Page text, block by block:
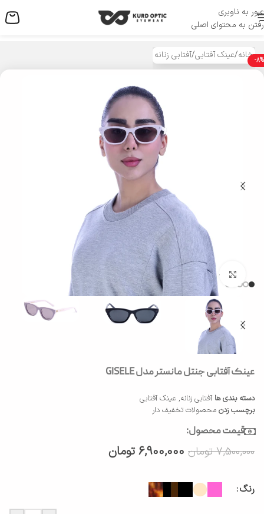
عبور به ناوبری
رفتن به محتوای اصلی
منو
خانه/عینک آفتابی/آفتابی زنانه -8%
بزرگنمایی تصویر
عینک آفتابی جنتل مانستر مدل GISELE
دسته بندی ها آفتابی زنانه, عینک آفتابی
برچسب زدن محصولات تخفیف دار
قیمت محصول:
7,500,000 تومان 6,900,000 تومان
رنگ